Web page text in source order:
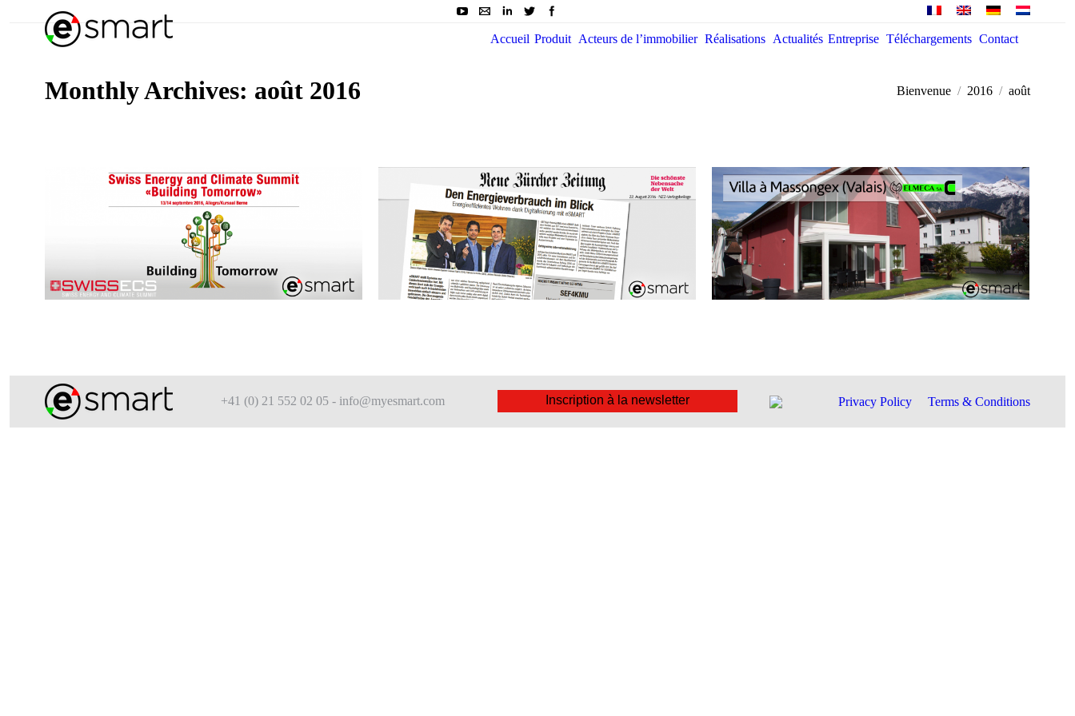
Accueil Produit Acteurs de l’immobilier Réalisations Actualités Entreprise Téléchargements Contact
Monthly Archives: août 2016 Bienvenue 2016 août
+41 (0) 21 552 02 05 - info@myesmart.com Inscription à la newsletter Privacy Policy Terms & Conditions